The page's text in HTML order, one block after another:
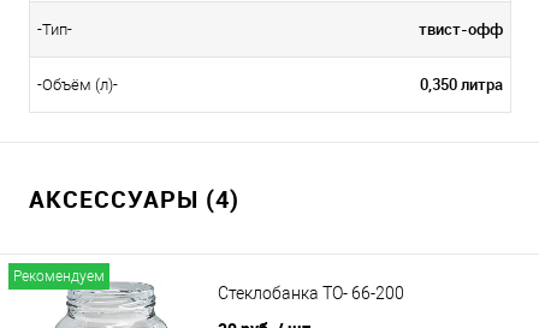
-Тип- твист-офф
-Объём (л)- 0,350 литра
АКСЕССУАРЫ (4)
Рекомендуем
Стеклобанка ТО- 66-200